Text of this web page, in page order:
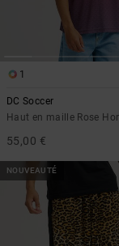
1
DC Soccer
Haut en maille Rose
55,00 €
NOUVEAUTÉ